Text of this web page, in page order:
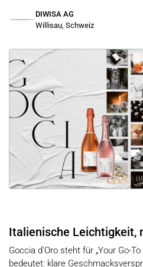
DIWISA AG
Willisau, Schweiz
Italienische Leichtigkeit,
Goccia d’Oro steht für „Your Go-
bedeutet: klare